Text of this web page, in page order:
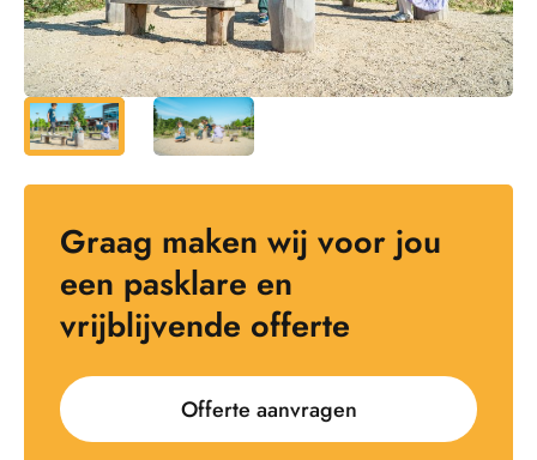
Graag maken wij voor jou
een pasklare en
vrijblijvende offerte
Offerte aanvragen